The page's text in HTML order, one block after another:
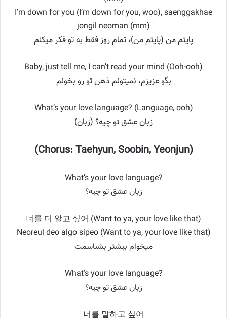
I’m down for you (I’m down for you, woo), saenggakhae
jongil neoman (mm)
پایتم من (پایتم من)، تمام روز فقط به تو فکر میکنم
Baby, just tell me, I can’t read your mind (Ooh-ooh)
بگو عزیزم، نمیتونم ذهن تو رو بخونم
What’s your love language? (Language, ooh)
زبان عشق تو چیه؟ (زبان)
(Chorus: Taehyun, Soobin, Yeonjun)
What’s your love language?
زبان عشق تو چیه؟
너를 더 알고 싶어 (Want to ya, your love like that)
Neoreul deo algo sipeo (Want to ya, your love like that)
میخوام بیشتر بشناسمت
What’s your love language?
زبان عشق تو چیه؟
너를 말하고 싶어